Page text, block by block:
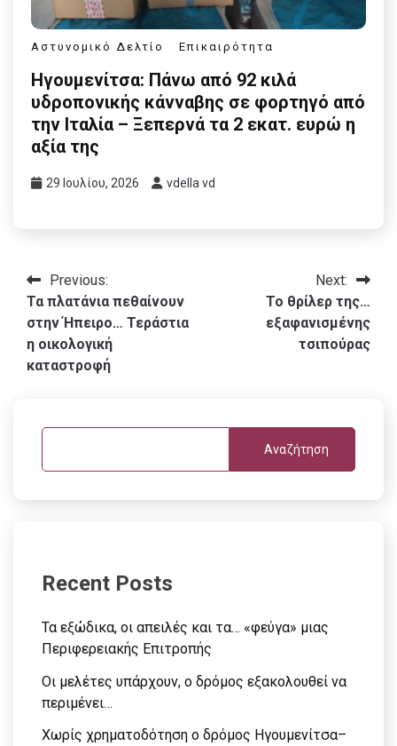
Αστυνομικό Δελτίο Επικαιρότητα
Ηγουμενίτσα: Πάνω από 92 κιλά
υδροπονικής κάνναβης σε φορτηγό από
την Ιταλία – Ξεπερνά τα 2 εκατ. ευρώ η
αξία της
29 Ιουλίου, 2026 vdella vd
Πλοήγηση
άρθρων
Previous:
Τα πλατάνια πεθαίνουν
στην Ήπειρο… Τεράστια
η οικολογική
καταστροφή
Next:
Το θρίλερ της…
εξαφανισμένης
τσιπούρας
Αναζήτηση
Recent Posts
Τα εξώδικα, οι απειλές και τα… «φεύγα» μιας
Περιφερειακής Επιτροπής
Οι μελέτες υπάρχουν, ο δρόμος εξακολουθεί να
περιμένει…
Χωρίς χρηματοδότηση ο δρόμος Ηγουμενίτσα–